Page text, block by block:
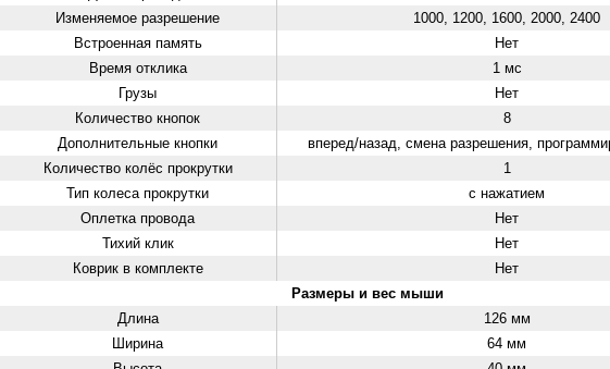
Изменяемое разрешение
1000, 1200, 1600, 2000, 2400
Встроенная память
Нет
Время отклика
1 мс
Грузы
Нет
Количество кнопок
8
Дополнительные кнопки
вперед/назад, смена разрешения,
Количество колёс прокрутки
1
Тип колеса прокрутки
с нажатием
Оплетка провода
Нет
Тихий клик
Нет
Коврик в комплекте
Нет
Размеры и вес мыши
Длина
126 мм
Ширина
64 мм